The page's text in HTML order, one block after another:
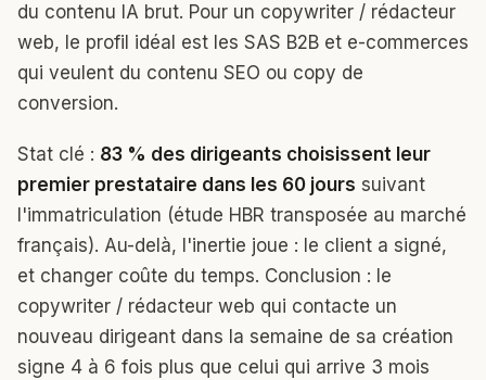
du contenu IA brut. Pour un copywriter / rédacteur
web, le profil idéal est les SAS B2B et e-commerces
qui veulent du contenu SEO ou copy de
conversion.
Stat clé : 83 % des dirigeants choisissent leur
premier prestataire dans les 60 jours suivant
l'immatriculation (étude HBR transposée au marché
français). Au-delà, l'inertie joue : le client a signé,
et changer coûte du temps. Conclusion : le
copywriter / rédacteur web qui contacte un
nouveau dirigeant dans la semaine de sa création
signe 4 à 6 fois plus que celui qui arrive 3 mois